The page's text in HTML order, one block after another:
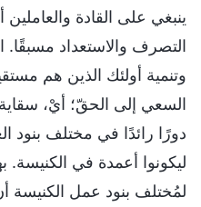
ينبغي على القادة
التصرف والاستعداد مسبقًا.
وتنمية أولئك الذين هم
السعي إلى الحقّ؛ أيْ، سقاية
دورًا رائدًا في مختلف بنود
ليكونوا أعمدة في
لمُختلف بنود عمل الكنيسة